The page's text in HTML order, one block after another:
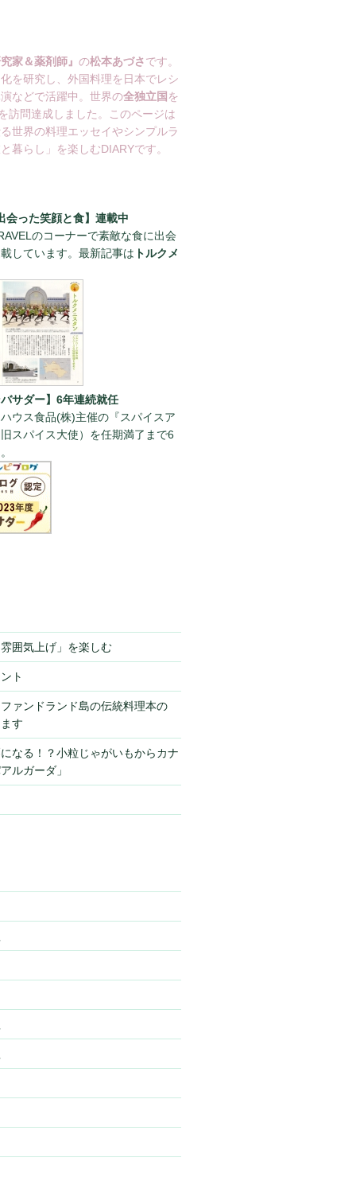
家＆薬剤師』 の松本あづさです。
を研究し、外国料理を日本でレシ
などで活躍中。世界の全独立国 を
を訪問達成しました。このページは
世界の料理エッセイやシンプルラ
暮らし」を楽しむDIARYです。
会った笑顔と食】連載中
のコーナーで素敵な食に出会
しています。最新記事は トルクメ
バサダー】6年連続就任
ウス食品(株)主催の『スパイスア
スパイス大使）を任期満了まで6
囲気上げ」を楽しむ
ト
ァンドランド島の伝統料理本の
す
なる！？小粒じゃがいもからカナ
ルガーダ」